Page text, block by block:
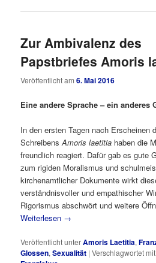
Zur Ambivalenz des
Papstbriefes Amoris
Veröffentlicht am6. Mai 2016
Eine andere Sprache – ein anderes
In den ersten Tagen nach Erscheinen
SchreibensAmoris laetitia haben die
freundlich reagiert. Dafür gab es gute
zum rigiden Moralismus und
kirchenamtlicher Dokumente wirkt
verständnisvoller und empathischer
Rigorismus abschwört und weitere
Weiterlesen →
Veröffentlicht unterAmoris Laetitia,
Glossen,Sexualität |Verschlagwortet mit